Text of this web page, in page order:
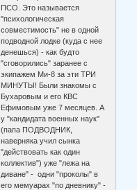
ПСО. Это называется
"психологическая
совместимость" не в одной
подводной лодке (куда с нее
денешься) - как будто
"сговорились" заранее с
экипажем Ми-8 за эти ТРИ
МИНУТЫ! Были знакомы с
Бухаровым и его КВС
Ефимовым уже 7 месяцев. А
у "кандидата военных наук"
(папа ПОДВОДНИК,
наверняка учил сынка
"действовать как один
коллектив") уже "лежа на
диване" - одни "проколы" в
его мемуарах "по дневнику" -